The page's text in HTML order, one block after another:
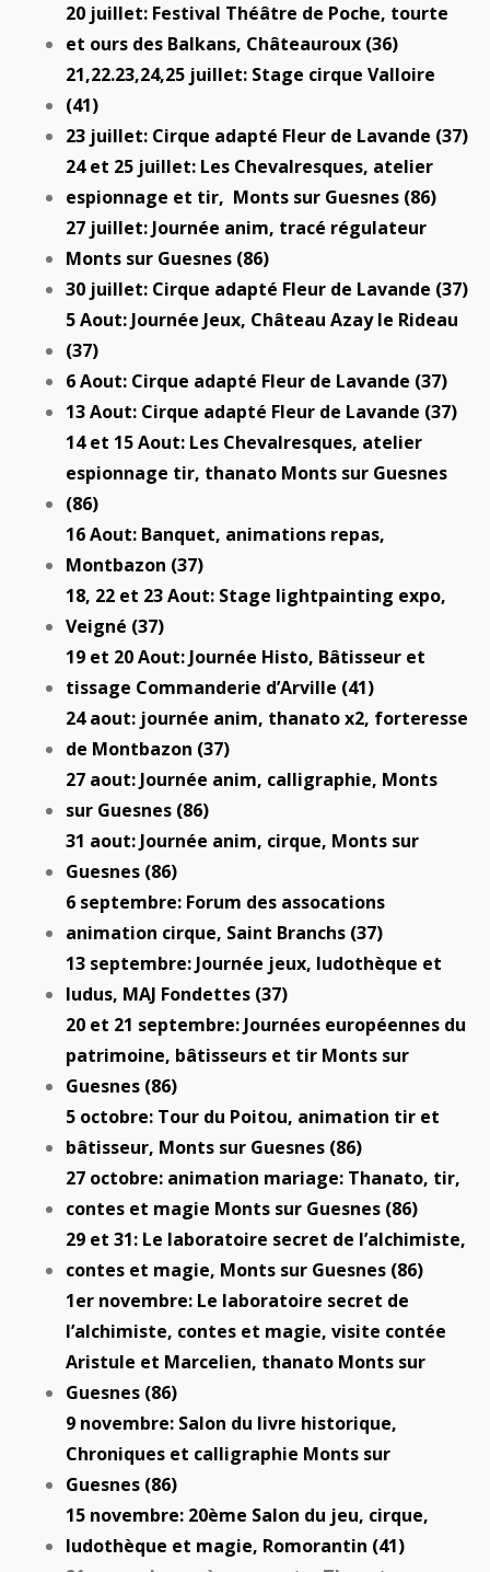
20 juillet: Festival Théâtre de Poche, tourte
et ours des Balkans, Châteauroux (36)
21,22.23,24,25 juillet: Stage cirque Valloire
(41)
23 juillet: Cirque adapté Fleur de Lavande (37)
24 et 25 juillet: Les Chevalresques, atelier
espionnage et tir, Monts sur Guesnes (86)
27 juillet: Journée anim, tracé régulateur
Monts sur Guesnes (86)
30 juillet: Cirque adapté Fleur de Lavande (37)
5 Aout: Journée Jeux, Château Azay le Rideau
(37)
6 Aout: Cirque adapté Fleur de Lavande (37)
13 Aout: Cirque adapté Fleur de Lavande (37)
14 et 15 Aout: Les Chevalresques, atelier
espionnage tir, thanato Monts sur Guesnes
(86)
16 Aout: Banquet, animations repas,
Montbazon (37)
18, 22 et 23 Aout: Stage lightpainting expo,
Veigné (37)
19 et 20 Aout: Journée Histo, Bâtisseur et
tissage Commanderie d’Arville (41)
24 aout: journée anim, thanato x2, forteresse
de Montbazon (37)
27 aout: Journée anim, calligraphie, Monts
sur Guesnes (86)
31 aout: Journée anim, cirque, Monts sur
Guesnes (86)
6 septembre: Forum des assocations
animation cirque, Saint Branchs (37)
13 septembre: Journée jeux, ludothèque et
ludus, MAJ Fondettes (37)
20 et 21 septembre: Journées européennes du
patrimoine, bâtisseurs et tir Monts sur
Guesnes (86)
5 octobre: Tour du Poitou, animation tir et
bâtisseur, Monts sur Guesnes (86)
27 octobre: animation mariage: Thanato, tir,
contes et magie Monts sur Guesnes (86)
29 et 31: Le laboratoire secret de l’alchimiste,
contes et magie, Monts sur Guesnes (86)
1er novembre: Le laboratoire secret de
l’alchimiste, contes et magie, visite contée
Aristule et Marcelien, thanato Monts sur
Guesnes (86)
9 novembre: Salon du livre historique,
Chroniques et calligraphie Monts sur
Guesnes (86)
15 novembre: 20ème Salon du jeu, cirque,
ludothèque et magie, Romorantin (41)